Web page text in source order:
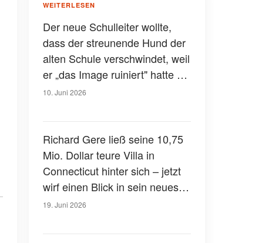
WEITERLESEN
Der neue Schulleiter wollte,
dass der streunende Hund der
alten Schule verschwindet, weil
er „das Image ruiniert" hatte –
er hatte keine Ahnung, wie
10. Juni 2026
Richard Gere ließ seine 10,75
Mio. Dollar teure Villa in
Connecticut hinter sich – jetzt
wirf einen Blick in sein neues
Leben in Spanien – Fotos
19. Juni 2026